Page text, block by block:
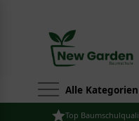
Alle Kategorien
Top